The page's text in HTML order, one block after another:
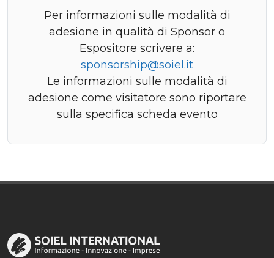
Per informazioni sulle modalità di
adesione in qualità di Sponsor o
Espositore scrivere a:
sponsorship@soiel.it
Le informazioni sulle modalità di
adesione come visitatore sono riportare
sulla specifica scheda evento